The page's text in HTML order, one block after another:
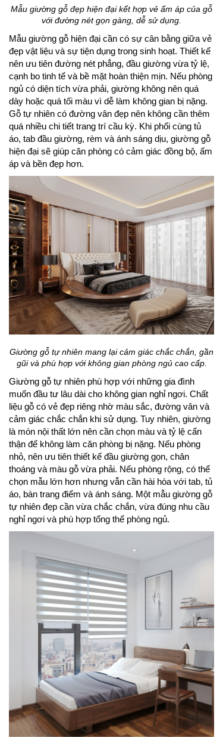
Mẫu giường gỗ đẹp hiện đại kết hợp vẻ ấm áp của gỗ
với đường nét gọn gàng, dễ sử dụng.
Mẫu giường gỗ hiện đại cần có sự cân bằng giữa vẻ
đẹp vật liệu và sự tiện dụng trong sinh hoạt. Thiết kế
nên ưu tiên đường nét phẳng, đầu giường vừa tỷ lệ,
cạnh bo tinh tế và bề mặt hoàn thiện mịn. Nếu phòng
ngủ có diện tích vừa phải, giường không nên quá
dày hoặc quá tối màu vì dễ làm không gian bị nặng.
Gỗ tự nhiên có đường vân đẹp nên không cần thêm
quá nhiều chi tiết trang trí cầu kỳ. Khi phối cùng tủ
áo, tab đầu giường, rèm và ánh sáng dịu, giường gỗ
hiện đại sẽ giúp căn phòng có cảm giác đồng bộ, ấm
áp và bền đẹp hơn.
Giường gỗ tự nhiên mang lại cảm giác chắc chắn, gần
gũi và phù hợp với không gian phòng ngủ cao cấp.
Giường gỗ tự nhiên phù hợp với những gia đình
muốn đầu tư lâu dài cho không gian nghỉ ngơi. Chất
liệu gỗ có vẻ đẹp riêng nhờ màu sắc, đường vân và
cảm giác chắc chắn khi sử dụng. Tuy nhiên, giường
là món nội thất lớn nên cần chọn màu và tỷ lệ cẩn
thận để không làm căn phòng bị nặng. Nếu phòng
nhỏ, nên ưu tiên thiết kế đầu giường gọn, chân
thoáng và màu gỗ vừa phải. Nếu phòng rộng, có thể
chọn mẫu lớn hơn nhưng vẫn cần hài hòa với tab, tủ
áo, bàn trang điểm và ánh sáng. Một mẫu giường gỗ
tự nhiên đẹp cần vừa chắc chắn, vừa đúng nhu cầu
nghỉ ngơi và phù hợp tổng thể phòng ngủ.